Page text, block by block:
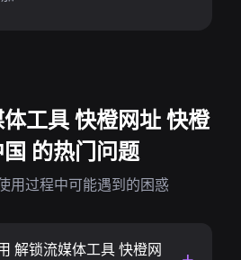
工具 快橙网址 快橙
的热门问题
用过程中可能遇到的困惑
解锁流媒体工具 快橙网